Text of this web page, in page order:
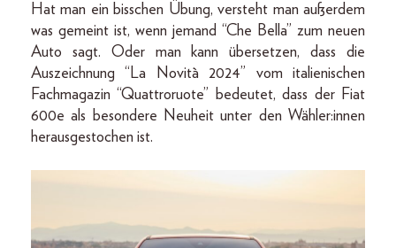
Hat man ein bisschen Übung, versteht man außerdem
was gemeint ist, wenn jemand “Che Bella” zum neuen
Auto sagt. Oder man kann übersetzen, dass die
Auszeichnung “La Novità 2024” vom italienischen
Fachmagazin “Quattroruote” bedeutet, dass der Fiat
600e als besondere Neuheit unter den Wähler:innen
herausgestochen ist.